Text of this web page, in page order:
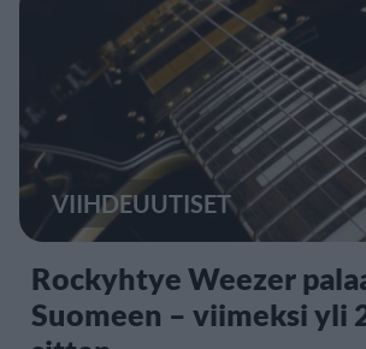
VIIHDEUUTISET
Rockyhtye Weezer
Suomeen – viimeksi yli